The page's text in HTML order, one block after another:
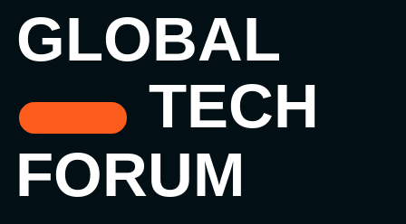
TECH
FORUM
Цифровая трансформация
и автоматизация бизнеса
ЗАРЕГИСТРИРОВАТЬСЯ